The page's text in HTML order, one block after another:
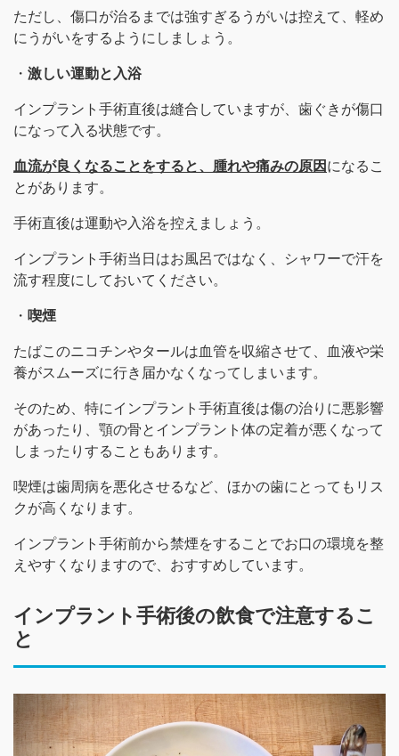
ただし、傷口が治るまでは強すぎるうがいは控えて、軽め
にうがいをするようにしましょう。
・ 激しい運動と入浴
インプラント手術直後は縫合していますが、歯ぐきが傷口
になって入る状態です。
血流が良くなることをすると、腫れや痛みの原因 になるこ
とがあります。
手術直後は運動や入浴を控えましょう。
インプラント手術当日はお風呂ではなく、シャワーで汗を
流す程度にしておいてください。
・ 喫煙
たばこのニコチンやタールは血管を収縮させて、血液や栄
養がスムーズに行き届かなくなってしまいます。
そのため、特にインプラント手術直後は傷の治りに悪影響
があったり、顎の骨とインプラント体の定着が悪くなって
しまったりすることもあります。
喫煙は歯周病を悪化させるなど、ほかの歯にとってもリス
クが高くなります。
インプラント手術前から禁煙をすることでお口の環境を整
えやすくなりますので、おすすめしています。
インプラント手術後の飲食で注意するこ
と